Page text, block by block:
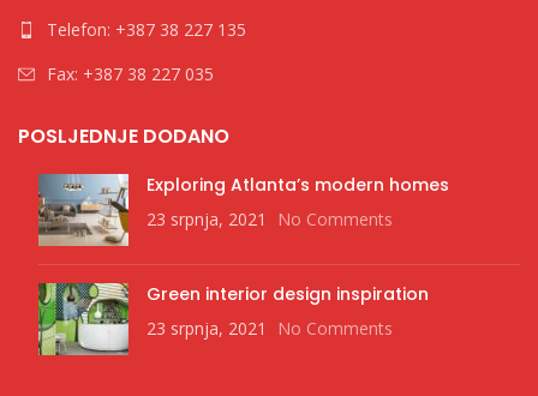
Telefon: +387 38 227 135
Fax: +387 38 227 035
POSLJEDNJE DODANO
Exploring Atlanta’s modern homes
23 srpnja, 2021 No Comments
Green interior design inspiration
23 srpnja, 2021 No Comments